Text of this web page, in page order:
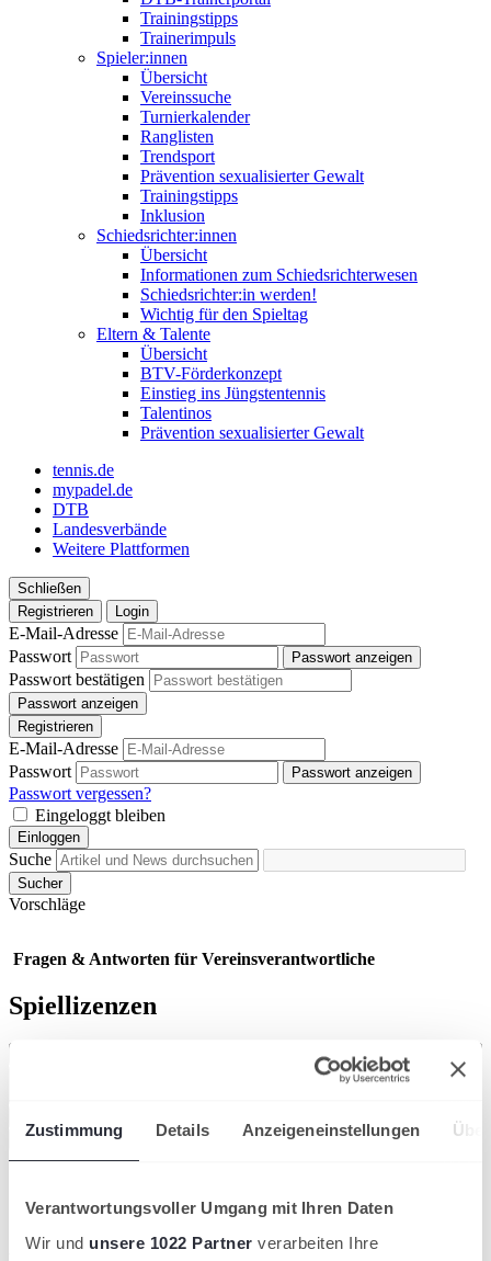
Zustimmung Details Anzeigeneinstellungen
Verantwortungsvoller Umgang mit Ihren Daten
Wir und unsere 1022 Partner verarbeiten Ihre
Trainingstipps
Trainerimpuls
Spieler:innen
Übersicht
Vereinssuche
Turnierkalender
Ranglisten
Trendsport
Prävention sexualisierter Gewalt
Trainingstipps
Inklusion
Schiedsrichter:innen
Übersicht
Informationen zum Schiedsrichterwesen
Schiedsrichter:in werden!
Wichtig für den Spieltag
Eltern & Talente
Übersicht
BTV-Förderkonzept
Einstieg ins Jüngstentennis
Talentinos
Prävention sexualisierter Gewalt
tennis.de
mypadel.de
DTB
Landesverbände
Weitere Plattformen
Schließen
Registrieren
Login
E-Mail-Adresse
Passwort
Passwort anzeigen
Passwort bestätigen
Passwort anzeigen
Registrieren
E-Mail-Adresse
Passwort
Passwort anzeigen
Passwort vergessen?
Eingeloggt bleiben
Einloggen
Suche
Sucher
Vorschläge
Fragen & Antworten für Vereinsverantwortliche
Spiellizenzen
Wie beantrage ich für eine:n Spieler:in eine neue Spiellizenz?
Wie lösche ich eine Spiellizenz?